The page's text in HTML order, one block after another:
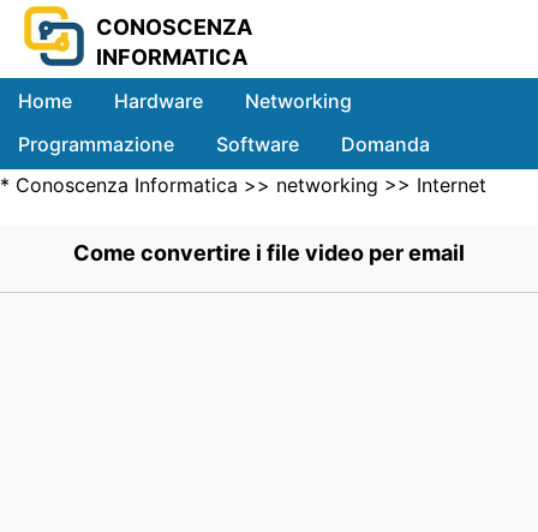
CONOSCENZA
INFORMATICA
Home Hardware
Networking
Programmazione
Software
Domanda
Sistemi
* Conoscenza Informatica >> networking >> Internet
Come convertire i file video per email